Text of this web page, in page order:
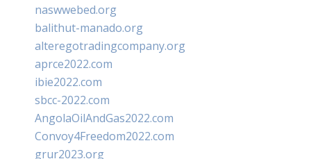
naswwebed.org
balithut-manado.org
alteregotradingcompany.org
aprce2022.com
ibie2022.com
sbcc-2022.com
AngolaOilAndGas2022.com
Convoy4Freedom2022.com
grur2023.org